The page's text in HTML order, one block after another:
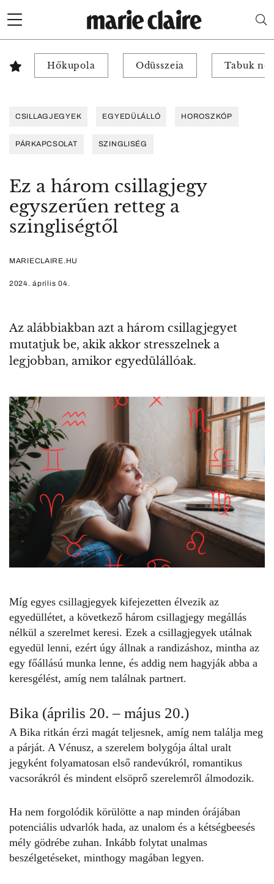
Hőkupola Odüsszeia Tabuk
CSILLAGJEGYEK EGYEDÜLÁLLÓ HOROSZKÓP
PÁRKAPCSOLAT SZINGLISÉG
Ez a három csillagjegy
egyszerűen retteg a
szingliségtől
MARIECLAIRE.HU
2024. április 04.
Az alábbiakban azt a három csillagjegyet
mutatjuk be, akik akkor stresszelnek a
legjobban, amikor egyedülállóak.
Míg egyes csillagjegyek kifejezetten élvezik az
egyedüllétet, a következő három csillagjegy megállás
nélkül a szerelmet keresi. Ezek a csillagjegyek utálnak
egyedül lenni, ezért úgy állnak a randizáshoz, mintha az
egy főállású munka lenne, és addig nem hagyják abba a
keresgélést, amíg nem találnak partnert.
Bika (április 20. – május 20.)
A Bika ritkán érzi magát teljesnek, amíg nem találja meg
a párját. A Vénusz, a szerelem bolygója által uralt
jegyként folyamatosan első randevúkról, romantikus
vacsorákról és mindent elsöprő szerelemről álmodozik.
Ha nem forgolódik körülötte a nap minden órájában
potenciális udvarlók hada, az unalom és a kétségbeesés
mély gödrébe zuhan. Inkább folytat unalmas
beszélgetéseket, minthogy magában legyen.